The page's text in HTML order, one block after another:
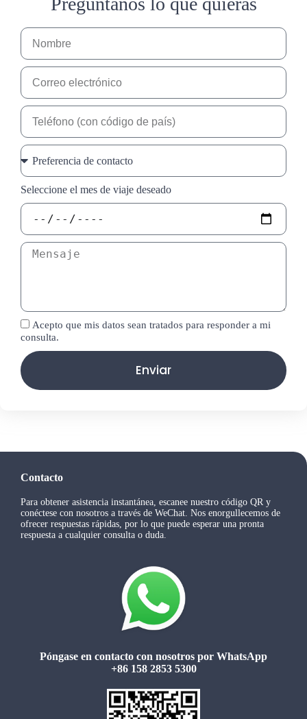
Seleccione el mes de viaje deseado
Acepto que mis datos sean tratados para responder a mi
consulta.
Enviar
Contacto
Para obtener asistencia instantánea, escanee nuestro código QR y
conéctese con nosotros a través de WeChat. Nos enorgullecemos de
ofrecer respuestas rápidas, por lo que puede esperar una pronta
respuesta a cualquier consulta o duda.
Póngase en contacto con nosotros por WhatsApp
+86 158 2853 5300